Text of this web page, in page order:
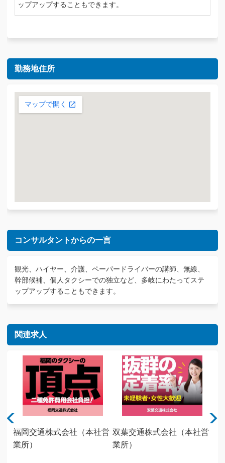
ップアップすることもできます。
勤務地住所
コンサルタントからの一言
観光、ハイヤー、介護、ペーパードライバーの講師、無線、
幹部候補、個人タクシーでの独立など、多岐にわたってステ
ップアップすることもできます。
関連求人
福岡交通株式会社（本社営
業所）
双葉交通株式会社（本社営
業所）